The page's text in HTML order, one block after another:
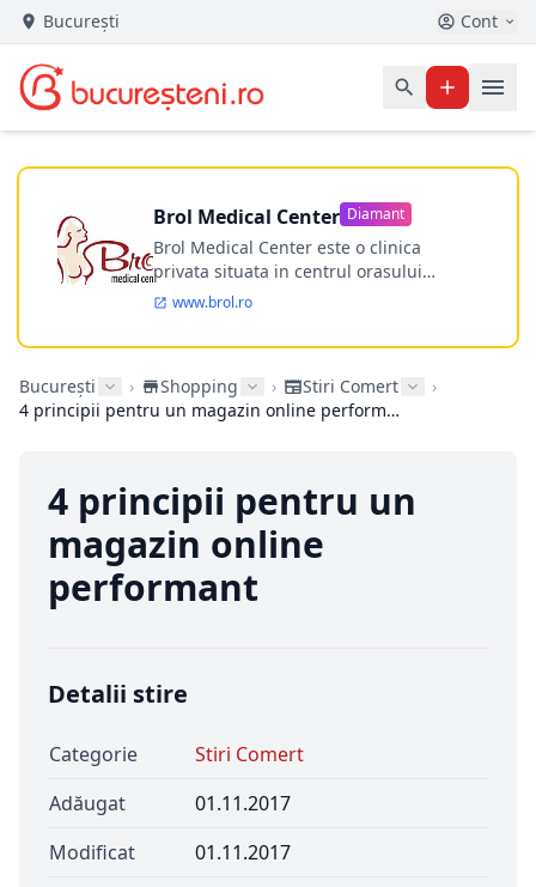
București Cont
Brol Medical Center Diamant
Brol Medical Center este o clinica
privata situata in centrul orasului
Timisoara avand o experienta de
Incepand din anul 2009 clinica isi
ultramodern.
www.brol.ro
București › Shopping › Stiri Comert
›
4 principii pentru un magazin online performant
4 principii pentru un
magazin online
performant
Detalii stire
Categorie
Stiri Comert
Adăugat
01.11.2017
Modificat
01.11.2017